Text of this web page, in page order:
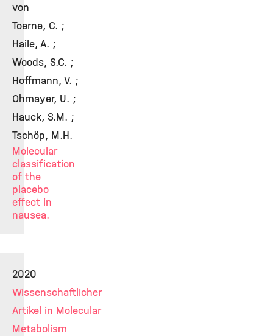
von
Toerne, C. ;
Haile, A. ;
Woods, S.C. ;
Hoffmann, V. ;
Ohmayer, U. ;
Hauck, S.M. ;
Tschöp, M.H.
Molecular
classification
of the
placebo
effect in
nausea.
2020
Wissenschaftlicher
Artikel in Molecular
Metabolism